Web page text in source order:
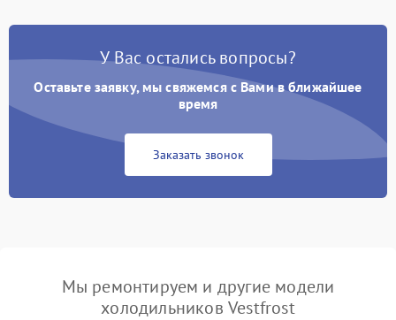
У Вас остались вопросы?
Оставьте заявку, мы свяжемся с Вами в ближайшее
время
Заказать звонок
Мы ремонтируем и другие модели
холодильников Vestfrost